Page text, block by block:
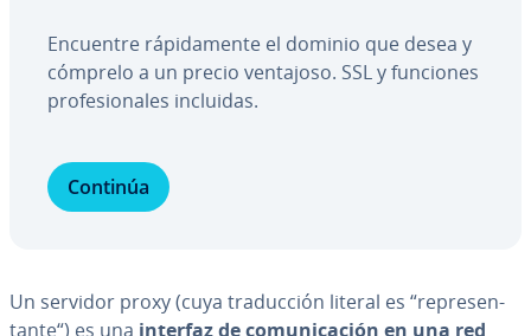
Encuentre rá­pi­da­me­n­te el dominio que desea y
cómprelo a un precio ventajoso. SSL y funciones
pro­fe­sio­na­les incluidas.
Continúa
Un servidor proxy (cuya tra­du­c­ción literal es “re­pre­se­n­
ta­n­te“) es una interfaz de co­mu­ni­ca­ción en una red